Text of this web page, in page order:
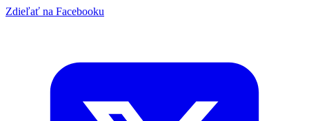
Zdieľať na Facebooku